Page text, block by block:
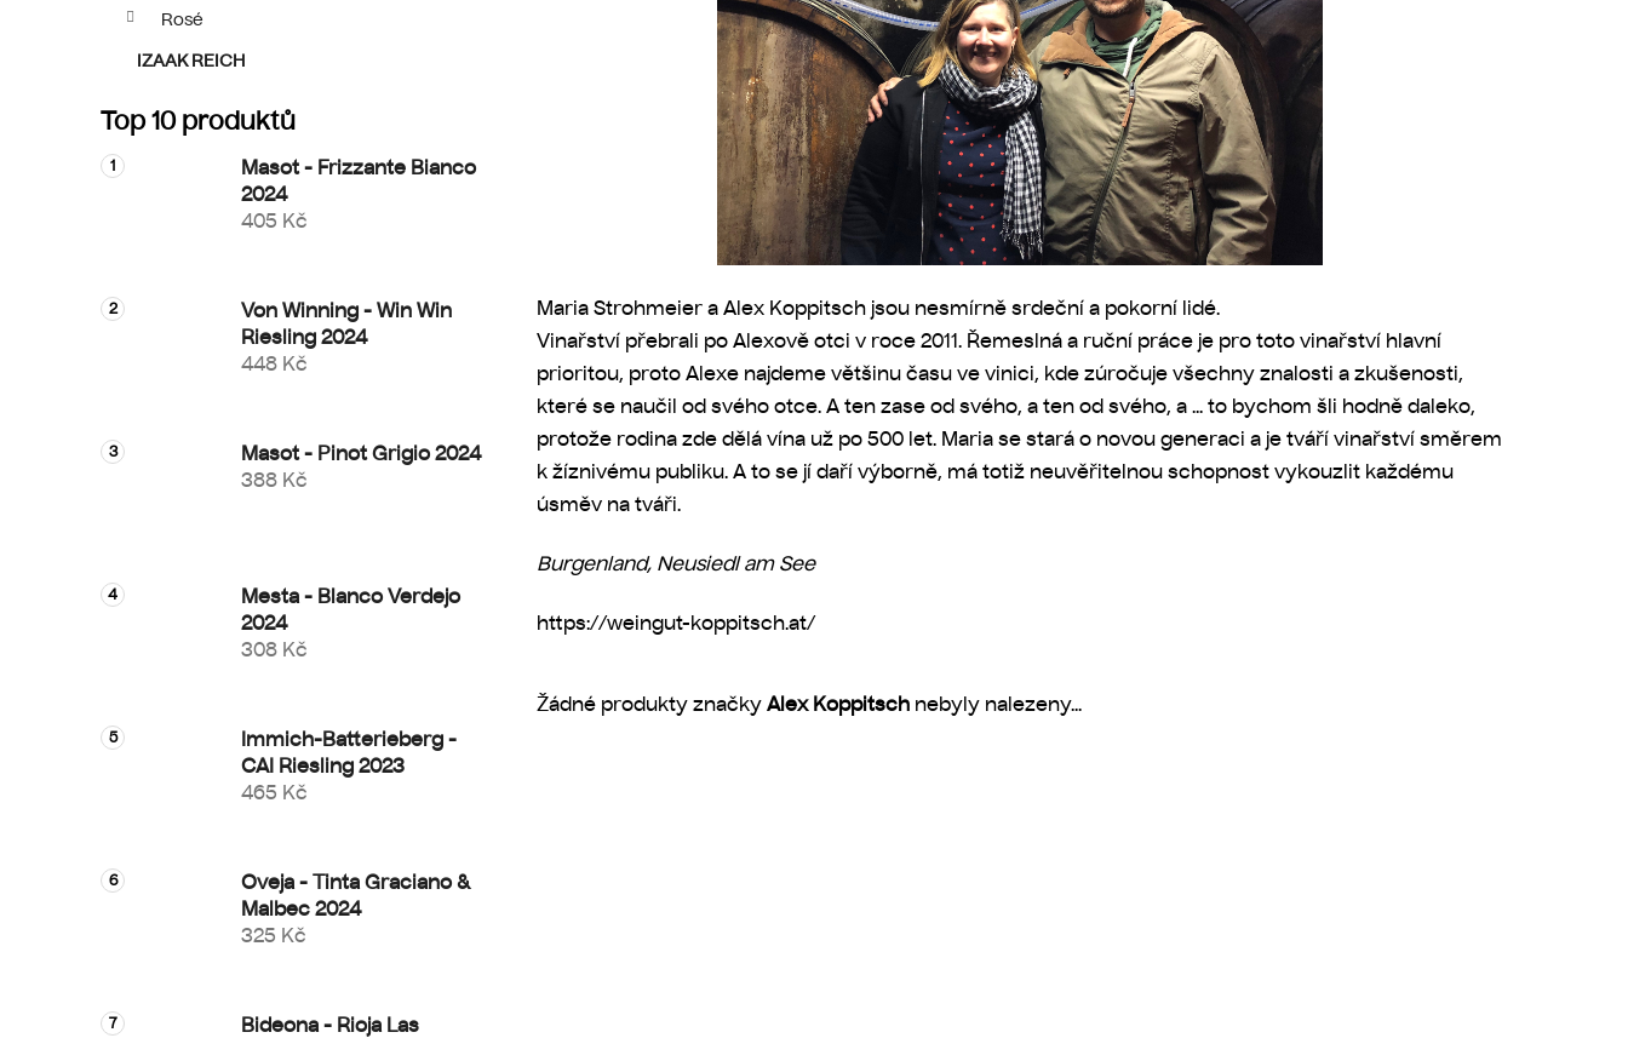
e
Rosé
IZAAK REICH
Top 10 produktů
Masot - Frizzante Bianco
2024
405 Kč
Von Winning - Win Win
Riesling 2024
448 Kč
Masot - Pinot Grigio 2024
388 Kč
Mesta - Blanco Verdejo
2024
308 Kč
Immich-Batterieberg -
CAI Riesling 2023
465 Kč
Oveja - Tinta Graciano &
Malbec 2024
325 Kč
Bideona - Rioja Las
Maria Strohmeier a Alex Koppitsch jsou nesmírně srdeční a pokorní lidé.
Vinařství přebrali po Alexově otci v roce 2011. Řemeslná a ruční práce je pro toto vinařství hlavní
prioritou, proto Alexe najdeme většinu času ve vinici, kde zúročuje všechny znalosti a zkušenosti,
které se naučil od svého otce. A ten zase od svého, a ten od svého, a ... to bychom šli hodně daleko,
protože rodina zde dělá vína už po 500 let. Maria se stará o novou generaci a je tváří vinařství směrem
k žíznivému publiku. A to se jí daří výborně, má totiž neuvěřitelnou schopnost vykouzlit každému
úsměv na tváři.
Burgenland, Neusiedl am See
https://weingut-koppitsch.at/
Žádné produkty značky Alex Koppitsch nebyly nalezeny...